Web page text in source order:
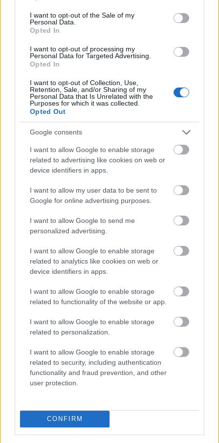
use your data for below specified purposes in below Google
consent section.
I want to opt-out of the Sale of my
Personal Data.
Opted In
I want to opt-out of processing my
Personal Data for Targeted Advertising.
Opted In
I want to opt-out of Collection, Use,
Retention, Sale, and/or Sharing of my
Personal Data that Is Unrelated with the
Purposes for which it was collected.
Opted Out
Google consents
I want to allow Google to enable storage
related to advertising like cookies on web or
device identifiers in apps.
I want to allow my user data to be sent to
Google for online advertising purposes.
I want to allow Google to send me
personalized advertising.
I want to allow Google to enable storage
related to analytics like cookies on web or
device identifiers in apps.
I want to allow Google to enable storage
related to functionality of the website or app.
I want to allow Google to enable storage
related to personalization.
I want to allow Google to enable storage
related to security, including authentication
functionality and fraud prevention, and other
user protection.
CONFIRM
GLAMOUR HOROSZKÓP
találkozó várhat, az Oroszlán
népszerűségre tehet szert - május
27.
GLAMOUR HOROSZKÓP
beköszönthet a szerelem, a Halak
megtalálhatja álmai otthonát -
május 26.